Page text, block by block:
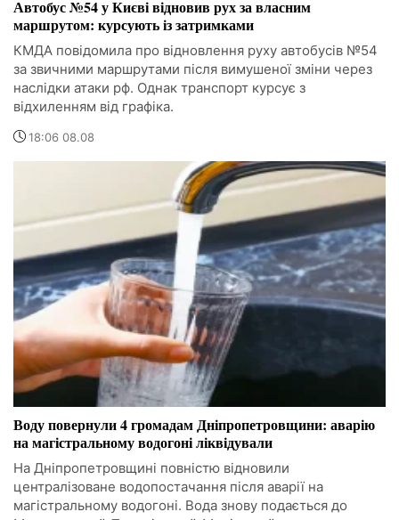
Автобус №54 у Києві відновив рух за власним
маршрутом: курсують із затримками
КМДА повідомила про відновлення руху автобусів №54
за звичними маршрутами після вимушеної зміни через
наслідки атаки рф. Однак транспорт курсує з
відхиленням від графіка.
18:06 08.08
Воду повернули 4 громадам Дніпропетровщини: аварію
на магістральному водогоні ліквідували
На Дніпропетровщині повністю відновили
централізоване водопостачання після аварії на
магістральному водогоні. Вода знову подається до